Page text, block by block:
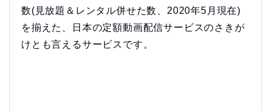
数(見放題＆レンタル併せた数、2020年5月現在)
を揃えた、日本の定額動画配信サービスのさきが
けとも言えるサービスです。